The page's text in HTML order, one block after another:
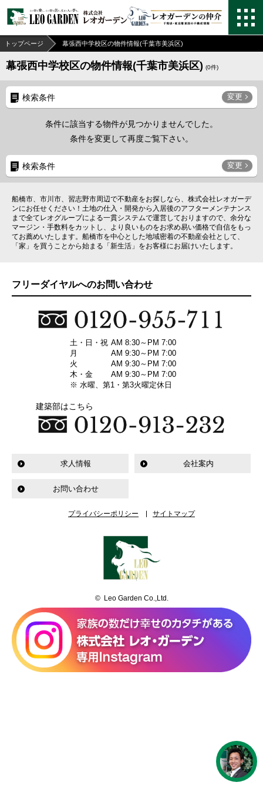
トップページ 幕張西中学校区の物件情報(千葉市美浜区)
幕張西中学校区の物件情報(千葉市美浜区) (0件)
検索条件 変更
条件に該当する物件が見つかりませんでした。
条件を変更して再度ご覧下さい。
検索条件 変更
船橋市、市川市、習志野市周辺で不動産をお探しなら、株式会社レオガーデ
ンにお任せください！土地の仕入・開発から入居後のアフターメンテナンス
まで全てレオグループによる一貫システムで運営しておりますので、余分な
マージン・手数料をカットし、より良いものをお求め易い価格で自信をもっ
てお薦めいたします。船橋市を中心とした地域密着の不動産会社として、
「家」を買うことから始まる「新生活」をお客様にお届けいたします。
フリーダイヤルへのお問い合わせ
土・日・祝 AM 8:30～PM 7:00
月
AM 9:30～PM 7:00
火
AM 9:30～PM 7:00
木・金
AM 9:30～PM 7:00
※ 水曜、第1・第3火曜定休日
建築部はこちら
求人情報 会社案内
お問い合わせ
プライバシーポリシー サイトマップ
© Leo Garden Co.,Ltd.